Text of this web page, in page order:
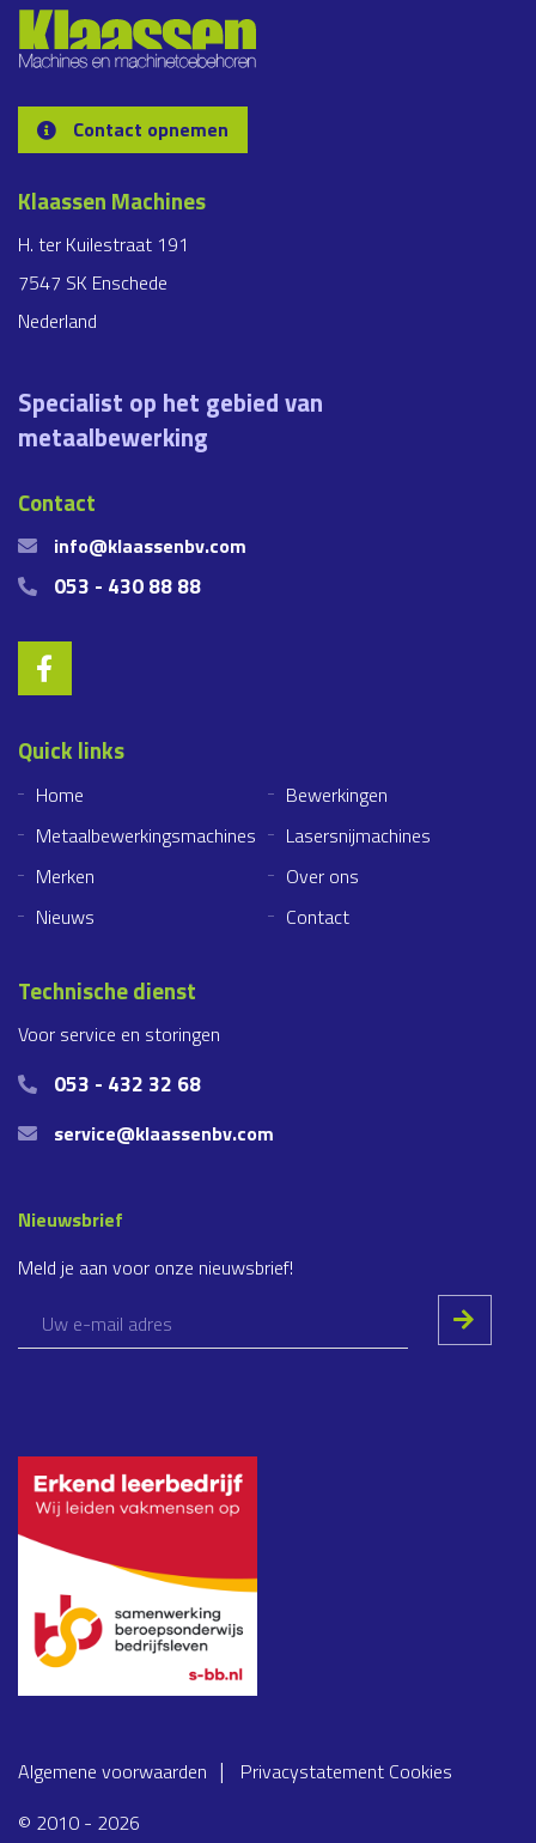
Contact opnemen
Klaassen Machines
H. ter Kuilestraat 191
7547 SK Enschede
Nederland
Specialist op het gebied van
metaalbewerking
Contact
info@klaassenbv.com
053 - 430 88 88
Quick links
Home
Bewerkingen
Metaalbewerkingsmachines
Lasersnijmachines
Merken
Over ons
Nieuws
Contact
Technische dienst
Voor service en storingen
053 - 432 32 68
service@klaassenbv.com
Nieuwsbrief
Meld je aan voor onze nieuwsbrief!
Algemene voorwaarden Privacystatement Cookies
© 2010 - 2026